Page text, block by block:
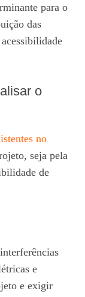
para o
das
o
no
seja pela
de
e
e exigir